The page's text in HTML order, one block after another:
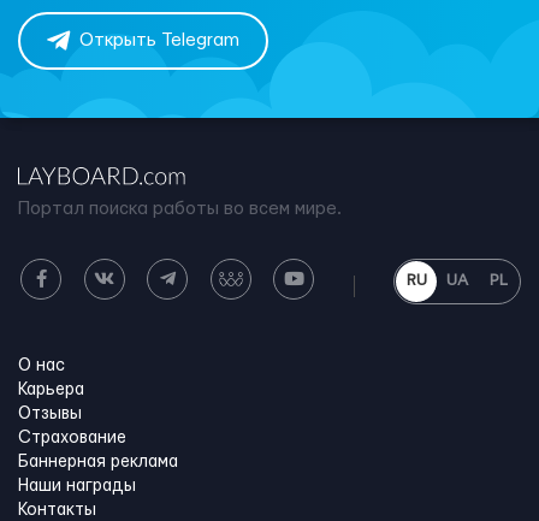
Открыть Telegram
Портал поиска работы во всем мире.
RU UA PL
О нас
Карьера
Отзывы
Страхование
Баннерная реклама
Наши награды
Контакты